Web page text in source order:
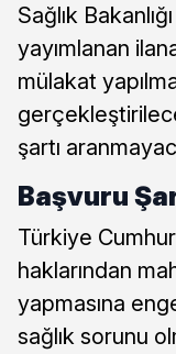
Sağlık
yayımlanan
mülakat
şartı
Başvuru
Türkiye
haklarından
yapmasına
sağlık sorunu